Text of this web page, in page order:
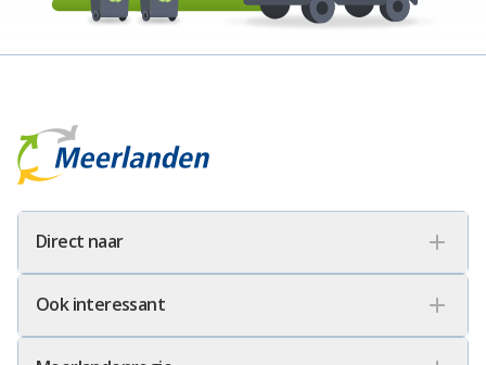
Meerlanden Logo
Direct naar
Ook interessant